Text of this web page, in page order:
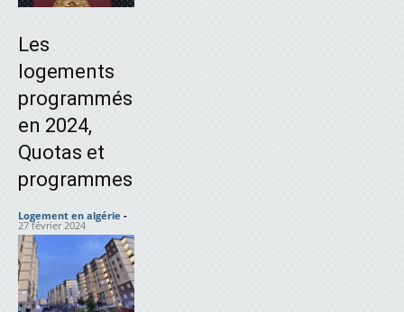
Les
logements
programmés
en 2024,
Quotas et
programmes
Logement en algérie -
27 février 2024